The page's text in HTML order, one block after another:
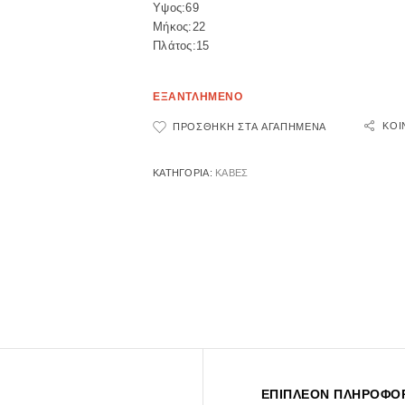
Υψος:69
Μήκος:22
Πλάτος:15
ΕΞΑΝΤΛΗΜΕΝΟ
ΠΡΟΣΘΉΚΗ ΣΤΑ ΑΓΑΠΗΜΈΝΑ
ΚΑΤΗΓΟΡΊΑ: ΚΑΒΕΣ
ΕΠΙΠΛΈΟΝ